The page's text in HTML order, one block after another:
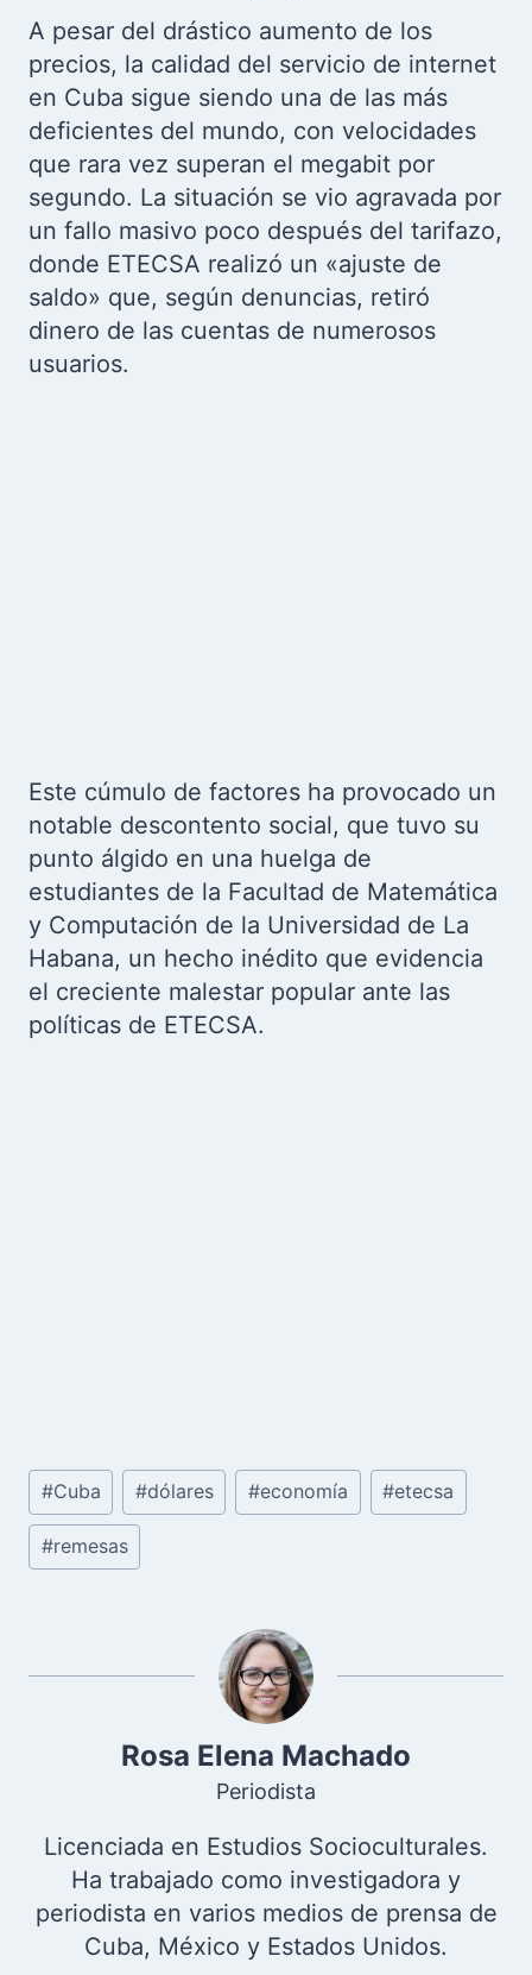
A pesar del drástico aumento de los
precios, la calidad del servicio de internet
en Cuba sigue siendo una de las más
deficientes del mundo, con velocidades
que rara vez superan el megabit por
segundo. La situación se vio agravada por
un fallo masivo poco después del tarifazo,
donde ETECSA realizó un «ajuste de
saldo» que, según denuncias, retiró
dinero de las cuentas de numerosos
usuarios.
Este cúmulo de factores ha provocado un
notable descontento social, que tuvo su
punto álgido en una huelga de
estudiantes de la Facultad de Matemática
y Computación de la Universidad de La
Habana, un hecho inédito que evidencia
el creciente malestar popular ante las
políticas de ETECSA.
Etiquetas
de
la
entrada:
#Cuba #dólares #economía #etecsa
#remesas
Rosa Elena Machado
Periodista
Licenciada en Estudios Socioculturales.
Ha trabajado como investigadora y
periodista en varios medios de prensa de
Cuba, México y Estados Unidos.